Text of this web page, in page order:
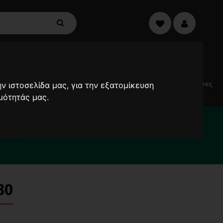
ιστοσελίδα μας, για την εξατομίκευση
μας.
Electric
Scooters
Μικροσυσκευές Προσφορές Ανεμιστήρες
!